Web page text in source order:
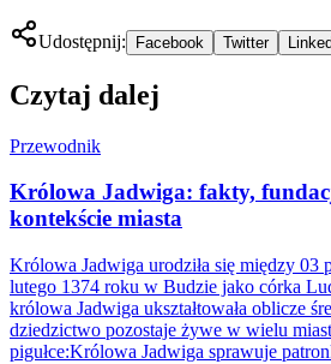
Udostępnij: Facebook Twitter
Czytaj dalej
Przewodnik
Królowa Jadwiga: fakty,
kontekście miasta
Królowa Jadwiga urodziła się między 03
lutego 1374 roku w Budzie jako córka
królowa Jadwiga ukształtowała oblicze
dziedzictwo pozostaje żywe w wielu
pigułce:Królowa Jadwiga sprawuje